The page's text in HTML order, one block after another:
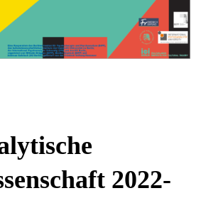
2022-